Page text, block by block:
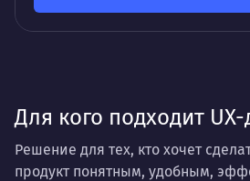
Для кого подходит
Решение для тех, кто хочет
продукт понятным, удобным,